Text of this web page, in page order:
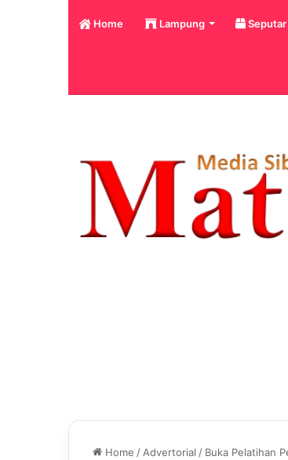
Home Lampung Seputar
Home /Advertorial / Buka Pelatihan